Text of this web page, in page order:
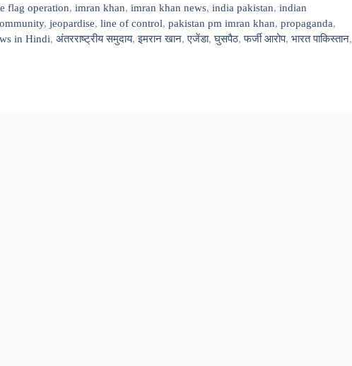
flag operation,imran khan,imran khan news,india pakistan,indian
, jeopardise, line of control, pakistan pm imran khan, propaganda,
in Hindi, अंतरराष्ट्रीय समुदाय,इमरान खान,एजेंडा,घुसपैठ,फर्जी आरोप, भारत पाकिस्तान,